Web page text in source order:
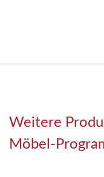
Weitere
Möbel-